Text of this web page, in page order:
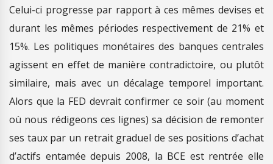
Celui-ci progresse par rapport à ces mêmes devises et
durant les mêmes périodes respectivement de 21% et
15%. Les politiques monétaires des banques centrales
agissent en effet de manière contradictoire, ou plutôt
similaire, mais avec un décalage temporel important.
Alors que la FED devrait confirmer ce soir (au moment
où nous rédigeons ces lignes) sa décision de remonter
ses taux par un retrait graduel de ses positions d’achat
d’actifs entamée depuis 2008, la BCE est rentrée elle